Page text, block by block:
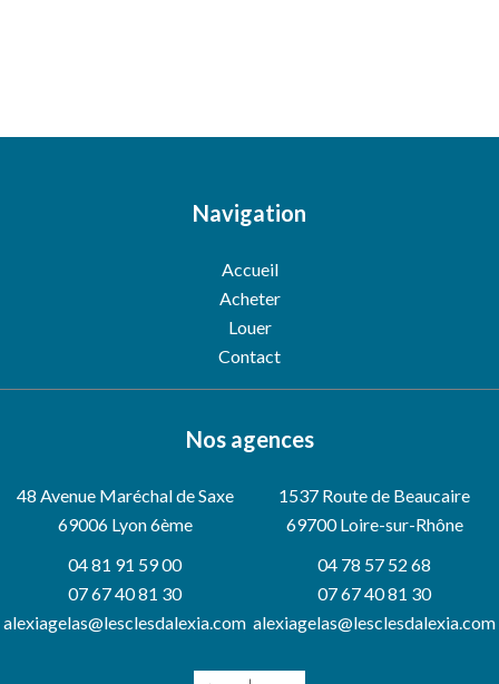
Navigation
Accueil
Acheter
Louer
Contact
Nos agences
48 Avenue Maréchal de Saxe
69006Lyon 6ème
04 81 91 59 00
07 67 40 81 30
alexiagelas@lesclesdalexia.com
1537 Route de Beaucaire
69700 Loire-sur-Rhône
04 78 57 52 68
07 67 40 81 30
alexiagelas@lesclesdalexia.com